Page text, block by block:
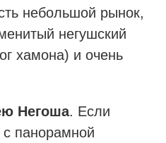
небольшой рынок,
негушский
хамона) и очень
Негоша. Если
с панорамной